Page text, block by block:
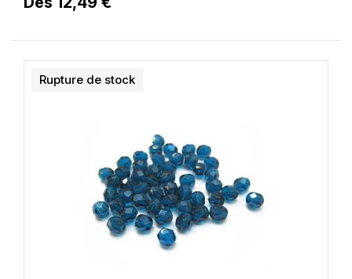
Rupture de stock